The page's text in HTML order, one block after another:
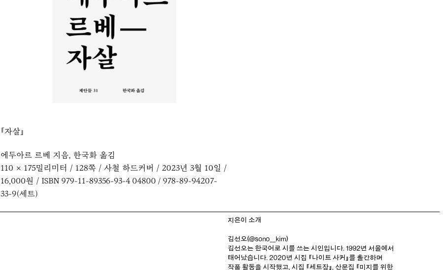
『자살』
에두아르 르베 지음, 한국화 옮김
110 × 175밀리미터 / 128쪽 / 사철 하드커버 / 2023년 3월 10일 /
16,000원 / ISBN 979-11-89356-93-4 04800 / 978-89-94207-
33-9(세트)
지은이 소개
김선오(@sono__kim)
김선오는 한국어로 시를 쓰는 시인입니다. 1992년 서울에서
태어났습니다. 2020년 시집 『나이트 사커』를 출간하며
작품 활동을 시작했고, 시집 『세트장』, 산문집 『미지를 위한